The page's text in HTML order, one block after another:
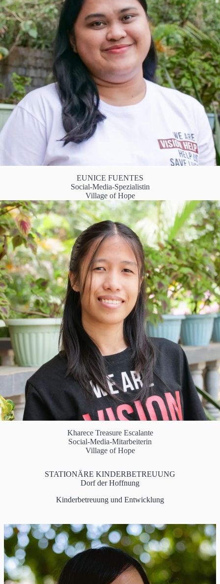
EUNICE FUENTES
Social-Media-Spezialistin
Village of Hope
Kharece Treasure Escalante
Social-Media-Mitarbeiterin
Village of Hope
STATIONÄRE KINDERBETREUUNG
Dorf der Hoffnung
Kinderbetreuung und Entwicklung